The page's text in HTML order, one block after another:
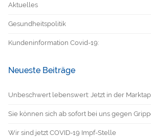
Aktuelles
Gesundheitspolitik
Kundeninformation Covid-19:
Neueste Beiträge
Unbeschwert lebenswert: Jetzt in der
Sie können sich ab sofort bei uns gegen
Wir sind jetzt COVID-19 Impf-Stelle